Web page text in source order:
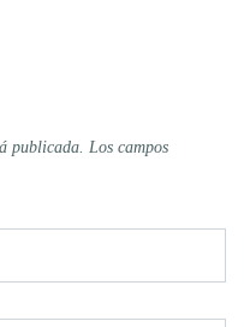
publicada. Los campos